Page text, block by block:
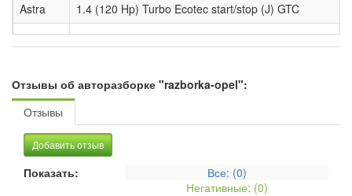
Astra
1.4 (120 Hp) Turbo Ecotec start/stop (J) GTC
Astra
1.4 (120 Hp) Turbo Ecotec start/stop GTC
Astra
1.4 (140 Hp) Turbo Ecotec Automatic GTC
1.4 (140 Hp) Turbo Ecotec start/stop GTC
Astra
1.4i 16V (90 Hp) (H)
1.6 VVT (115 Hp) (J) Sports Tourer
Отзывы об авторазборке "razborka-opel":
Отзывы
Добавить отзыв
Показать: Все: (0)
Негативные: (0)